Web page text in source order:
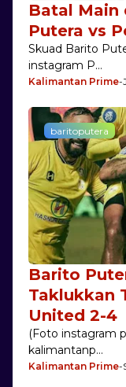
Batal Main
Putera vs
Skuad Barito
instagram P…
Kalimantan Prime-
baritoputera
Barito
Taklukkan
United 2-4
(Foto instagram
kalimantanp…
Kalimantan Prime-